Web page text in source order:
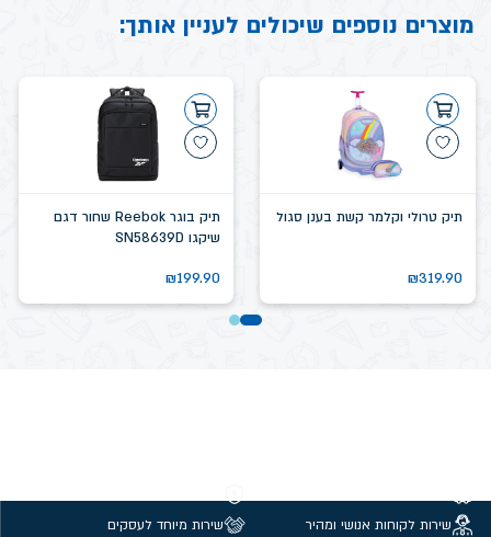
מוצרים נוספים שיכולים לעניין אותך:
תיק טרולי וקלמר קשת בענן סגול
₪319.90
תיק בוגר Reebok שחור דגם
שיקגו SN58639D
₪199.90
שירות לקוחות אנושי ומהיר
שירות מיוחד לעסקים